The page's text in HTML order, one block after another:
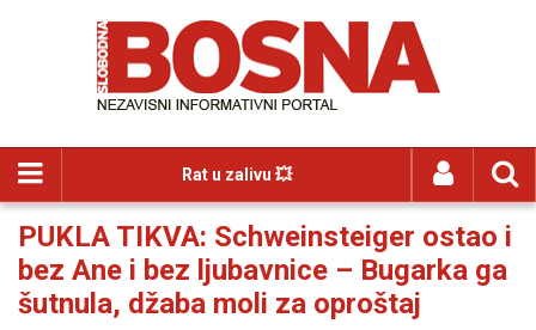
Rat u zalivu 💥
PUKLA TIKVA: Schweinsteiger ostao i
bez Ane i bez ljubavnice – Bugarka ga
šutnula, džaba moli za oproštaj